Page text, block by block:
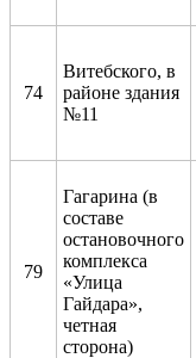
74
Витебского, в
районе здания
№11
79
Гагарина (в
составе
остановочного
комплекса
«Улица
Гайдара»,
четная
сторона)